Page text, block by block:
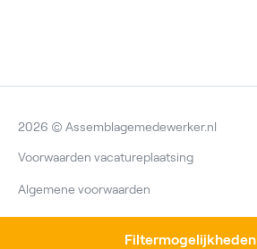
Filtermogelijkheden
2026 © Assemblagemedewerker.nl
Voorwaarden vacatureplaatsing
Algemene voorwaarden
Privacyverklaring